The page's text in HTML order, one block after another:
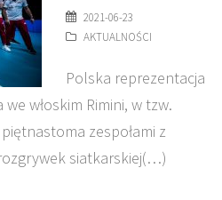
2021-06-23
AKTUALNOŚCI
Polska reprezentacja
włoskim Rimini, w tzw.
zespołami z
siatkarskiej(…)